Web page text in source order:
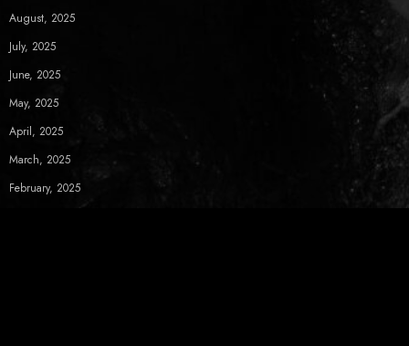
August, 2025
July, 2025
June, 2025
May, 2025
April, 2025
March, 2025
February, 2025